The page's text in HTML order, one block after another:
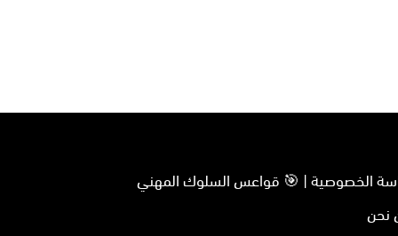
الخصوصية | 🎯 قواعس السلوك المهني
نحن